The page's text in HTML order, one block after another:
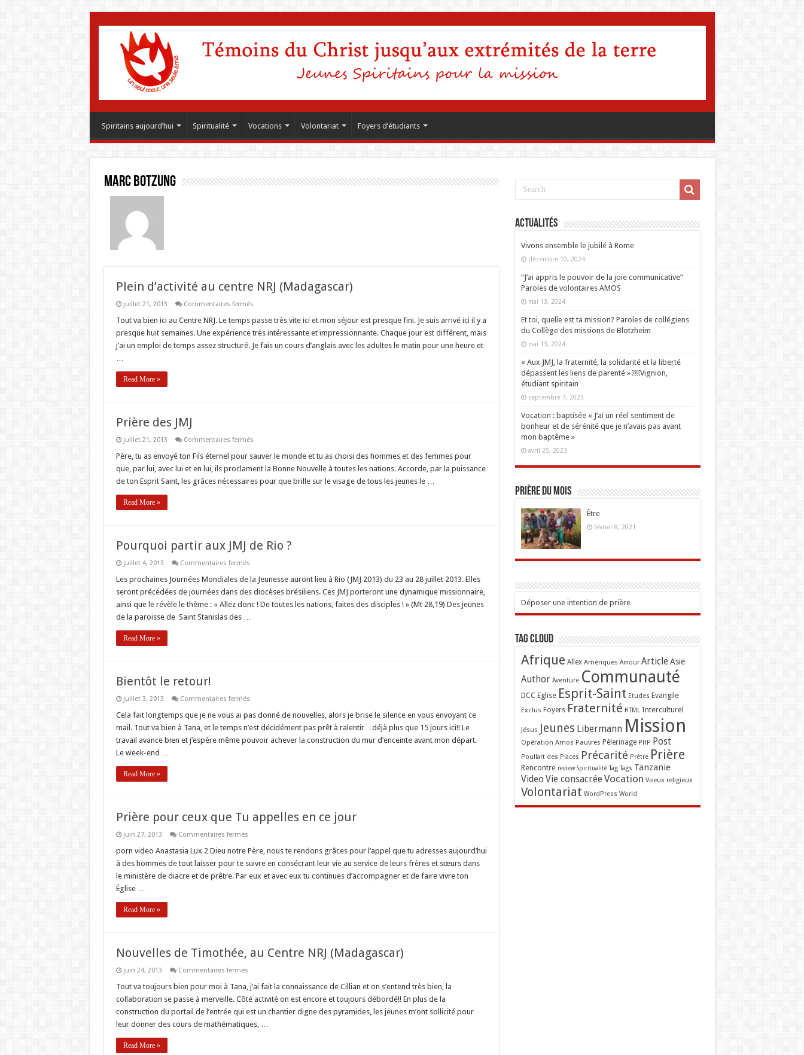
Spiritains aujourd’hui Spiritualité Vocations Volontariat Foyers d’étudiants
Marc Botzung
Plein d’activité au centre NRJ (Madagascar)
juillet 21, 2013 Commentaires ferméssur
d’activité
au
centre
NRJ
(Madagascar)
Tout va bien ici au Centre NRJ. Le temps passe très vite ici et mon séjour est presque fini. Je suis arrivé ici il y a
presque huit semaines. Une expérience très intéressante et impressionnante. Chaque jour est différent, mais
j’ai un emploi de temps assez structuré. Je fais un cours d’anglais avec les adultes le matin pour une heure et
…
Read More »
Prière des JMJ
juillet 21, 2013 Commentaires ferméssur
des
Père, tu as envoyé ton Fils éternel pour sauver le monde et tu as choisi des hommes et des femmes pour
que, par lui, avec lui et en lui, ils proclament la Bonne Nouvelle à toutes les nations. Accorde, par la puissance
de ton Esprit Saint, les grâces nécessaires pour que brille sur le visage de tous les jeunes le …
Read More »
Pourquoi partir aux JMJ de Rio ?
juillet 4, 2013 Commentaires ferméssur
partir
aux
JMJ
de
Rio
Les prochaines Journées Mondiales de la Jeunesse auront lieu à Rio (JMJ 2013) du 23 au 28 juillet 2013. Elles
seront précédées de journées dans des diocèses brésiliens. Ces JMJ porteront une dynamique missionnaire,
ainsi que le révèle le thème : « Allez donc ! De toutes les nations, faites des disciples ! » (Mt 28,19) Des jeunes
de la paroisse de Saint Stanislas des …
Read More »
Bientôt le retour!
juillet 3, 2013 Commentaires ferméssur
le
Cela fait longtemps que je ne vous ai pas donné de nouvelles, alors je brise le silence en vous envoyant ce
mail. Tout va bien à Tana, et le temps n’est décidément pas prêt à ralentir…déjà plus que 15 jours ici!! Le
travail avance bien et j’espère même pouvoir achever la construction du mur d’enceinte avant mon départ.
Le week-end …
Read More »
Prière pour ceux que Tu appelles en ce jour
juin 27, 2013 Commentaires ferméssur
pour
que
Tu
appelles
porn video Anastasia Lux 2 Dieu notre Père, nous te rendons grâces pour l’appel que tu adresses aujourd’hui
à des hommes de tout laisser pour te suivre en consécrant leur vie au service de leurs frères et sœurs dans
le ministère de diacre et de prêtre. Par eux et avec eux tu continues d’accompagner et de faire vivre ton
Église …
Read More »
Nouvelles de Timothée, au Centre NRJ (Madagascar)
juin 24, 2013 Commentaires ferméssur
de
Timothée,
au
Centre
NRJ
(Madagascar)
Tout va toujours bien pour moi à Tana, j’ai fait la connaissance de Cillian et on s’entend très bien, la
collaboration se passe à merveille. Côté activité on est encore et toujours débordé!! En plus de la
construction du portail de l’entrée qui est un chantier digne des pyramides, les jeunes m’ont sollicité pour
leur donner des cours de mathématiques, …
Read More »
Actualités
Vivons ensemble le jubilé à Rome
décembre 10, 2024
“J’ai appris le pouvoir de la joie communicative”
Paroles de volontaires AMOS
mai 13, 2024
Et toi, quelle est ta mission? Paroles de collégiens
du Collège des missions de Blotzheim
mai 13, 2024
« Aux JMJ, la fraternité, la solidarité et la liberté
dépassent les liens de parenté » ￼Vignion,
étudiant spiritain
septembre 7, 2023
Vocation : baptisée « J’ai un réel sentiment de
bonheur et de sérénité que je n’avais pas avant
mon baptême »
avril 25, 2023
Prière du mois
Être
février 8, 2021
Déposer une intention de prière
Tag Cloud
Afrique Allex Amériques Amour Article Asie
Author Aventure Communauté
DCC Eglise Esprit-Saint Etudes Evangile
Exclus Foyers Fraternité HTML Interculturel
Jésus Jeunes Libermann Mission
Opération Amos Pauvres Pèlerinage PHP Post
Poullart des Places Précarité Prêtre Prière
Rencontre review Spiritualité Tag Tags Tanzanie
Video Vie consacrée Vocation Voeux religieux
Volontariat WordPress World